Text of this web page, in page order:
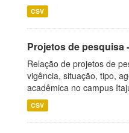
CSV
Projetos de pesquisa
Relação de projetos de
vigência, situação, tipo,
acadêmica no campus
CSV